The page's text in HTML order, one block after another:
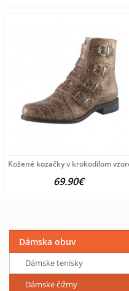
Kožené kozačky v krokodílom
69.90€
Dámska obuv
Dámske tenisky
Dámske čižmy